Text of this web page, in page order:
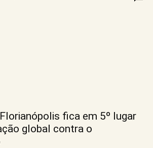
fica em 5º lugar
global contra o